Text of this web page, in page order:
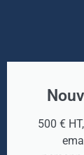
500 €